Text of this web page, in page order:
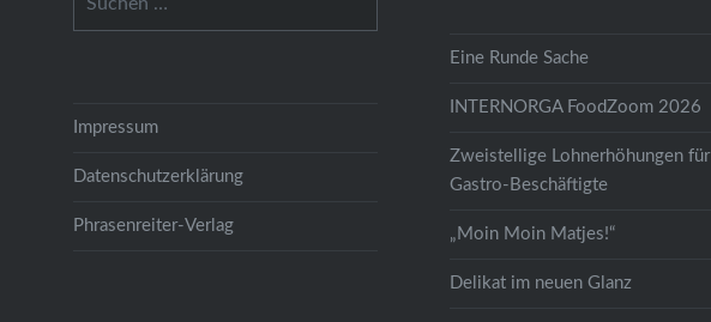
Eine Runde Sache
INTERNORGA FoodZoom 2026
Zweistellige Lohnerhöhungen für
Gastro-Beschäftigte
„Moin Moin Matjes!“
Delikat im neuen Glanz
Impressum
Datenschutzerklärung
Phrasenreiter-Verlag